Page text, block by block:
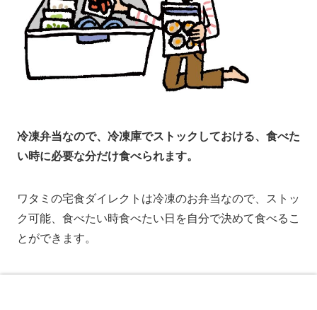
冷凍弁当なので、冷凍庫でストックしておける、食べた
い時に必要な分だけ食べられます。
ワタミの宅食ダイレクトは冷凍のお弁当なので、ストッ
ク可能、食べたい時食べたい日を自分で決めて食べるこ
とができます。